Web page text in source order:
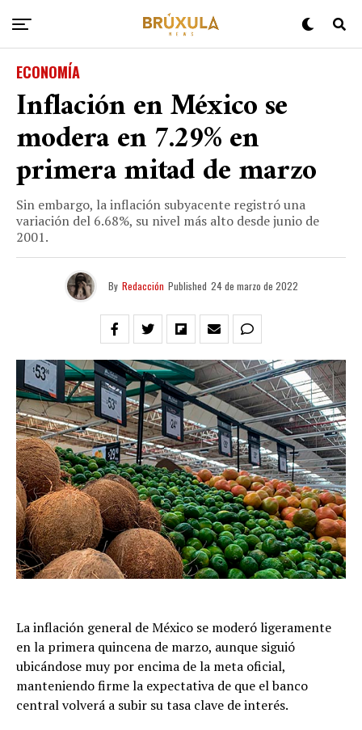
ECONOMÍA
Inflación en México se
modera en 7.29% en
primera mitad de marzo
Sin embargo, la inflación subyacente registró una
variación del 6.68%, su nivel más alto desde junio de
2001.
By Redacción Published 24 de marzo de 2022
La inflación general de México se moderó ligeramente
en la primera quincena de marzo, aunque siguió
ubicándose muy por encima de la meta oficial,
manteniendo firme la expectativa de que el banco
central volverá a subir su tasa clave de interés.